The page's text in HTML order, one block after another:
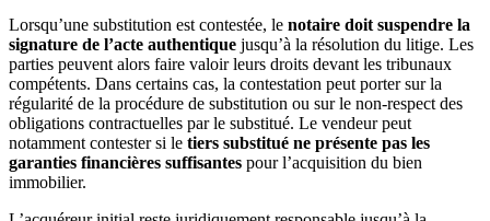
Lorsqu’une substitution est contestée, le notaire doit suspendre la
signature de l’acte authentique jusqu’à la résolution du litige. Les
parties peuvent alors faire valoir leurs droits devant les tribunaux
compétents. Dans certains cas, la contestation peut porter sur la
régularité de la procédure de substitution ou sur le non-respect des
obligations contractuelles par le substitué. Le vendeur peut
notamment contester si le tiers substitué ne présente pas les
garanties financières suffisantes pour l’acquisition du bien
immobilier.